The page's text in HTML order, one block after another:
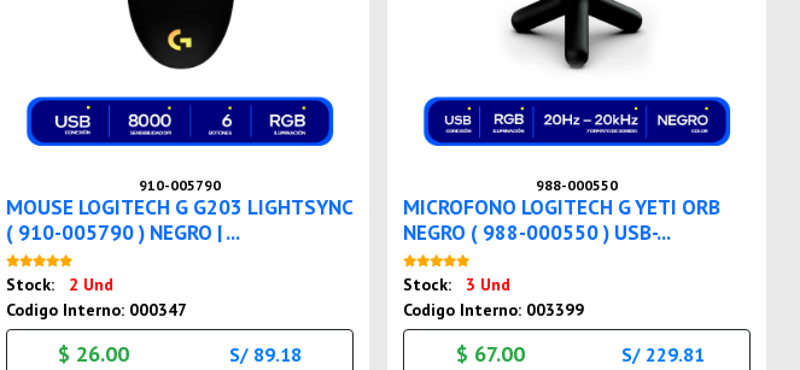
910-005790
MOUSE LOGITECH G G203 LIGHTSYNC
( 910-005790 ) NEGRO | ...
Stock:
2 Und
Codigo Interno: 000347
$ 26.00 S/ 89.18
988-000550
MICROFONO LOGITECH G YETI ORB
NEGRO ( 988-000550 ) USB-...
Stock:
3 Und
Codigo Interno: 003399
$ 67.00 S/ 229.81